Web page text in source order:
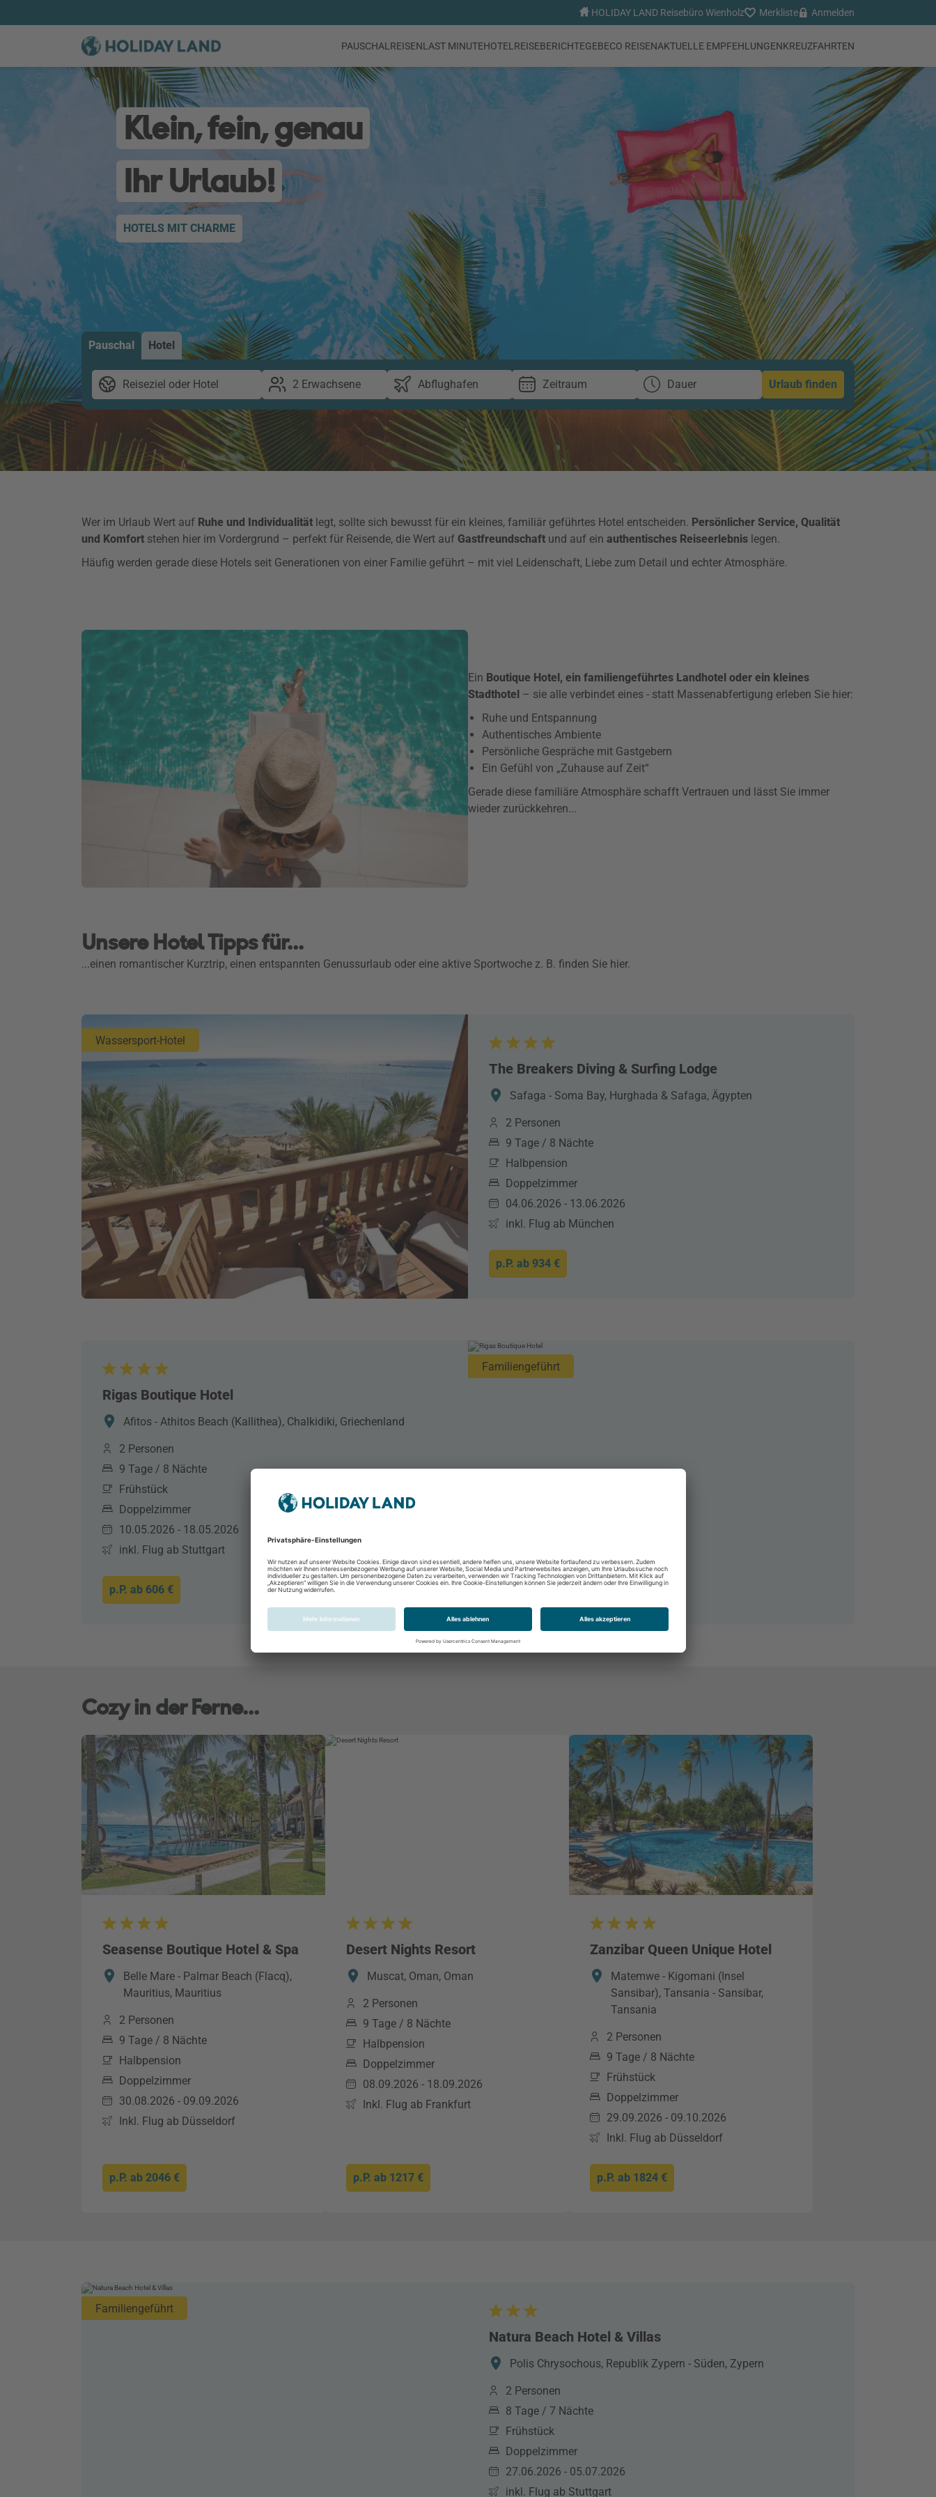
HOLIDAY LAND Reisebüro Wienholz Merkliste Anmelden
PAUSCHALREISENLAST MINUTEHOTEL REISEBERICHTEGEBECO REISENAKTUELLE EMPFEHLUNGENKREUZFAHRTEN
Klein, fein, genau
Ihr Urlaub!
HOTELS MIT CHARME
Pauschal Hotel
Reiseziel oder Hotel 2 Erwachsene Abflughafen Zeitraum Dauer Urlaub finden
Wer im Urlaub Wert auf Ruhe und Individualität legt, sollte sich bewusst für ein kleines, familiär geführtes Hotel entscheiden. Persönlicher Service, Qualität
und Komfort stehen hier im Vordergrund – perfekt für Reisende, die Wert auf Gastfreundschaft und auf ein authentisches Reiseerlebnis legen.
Häufig werden gerade diese Hotels seit Generationen von einer Familie geführt – mit viel Leidenschaft, Liebe zum Detail und echter Atmosphäre.
Ein Boutique Hotel, ein familiengeführtes Landhotel oder ein kleines
Stadthotel – sie alle verbindet eines - statt Massenabfertigung erleben Sie hier:
Ruhe und Entspannung
Authentisches Ambiente
Persönliche Gespräche mit Gastgebern
Ein Gefühl von „Zuhause auf Zeit“
Gerade diese familiäre Atmosphäre schafft Vertrauen und lässt Sie immer
wieder zurückkehren...
Unsere Hotel Tipps für...
...einen romantischer Kurztrip, einen entspannten Genussurlaub oder eine aktive Sportwoche z. B. finden Sie hier.
Wassersport-Hotel
The Breakers Diving & Surfing Lodge
Safaga - Soma Bay, Hurghada & Safaga, Ägypten
2 Personen
9 Tage / 8 Nächte
Halbpension
Doppelzimmer
04.06.2026 - 13.06.2026
inkl. Flug ab München
p.P. ab 934 €
Familiengeführt
Rigas Boutique Hotel
Afitos - Athitos Beach (Kallithea), Chalkidiki, Griechenland
2 Personen
9 Tage / 8 Nächte
Frühstück
Doppelzimmer
10.05.2026 - 18.05.2026
inkl. Flug ab Stuttgart
p.P. ab 606 €
Cozy in der Ferne...
Seasense Boutique Hotel & Spa
Belle Mare - Palmar Beach (Flacq),
Mauritius, Mauritius
2 Personen
9 Tage / 8 Nächte
Halbpension
Doppelzimmer
30.08.2026 - 09.09.2026
Inkl. Flug ab Düsseldorf
p.P. ab 2046 €
Desert Nights Resort
Muscat, Oman, Oman
2 Personen
9 Tage / 8 Nächte
Halbpension
Doppelzimmer
08.09.2026 - 18.09.2026
Inkl. Flug ab Frankfurt
p.P. ab 1217 €
Zanzibar Queen Unique Hotel
Matemwe - Kigomani (Insel
Sansibar), Tansania - Sansibar,
Tansania
2 Personen
9 Tage / 8 Nächte
Frühstück
Doppelzimmer
29.09.2026 - 09.10.2026
Inkl. Flug ab Düsseldorf
p.P. ab 1824 €
Familiengeführt
Natura Beach Hotel & Villas
Polis Chrysochous, Republik Zypern - Süden, Zypern
2 Personen
8 Tage / 7 Nächte
Frühstück
Doppelzimmer
27.06.2026 - 05.07.2026
inkl. Flug ab Stuttgart